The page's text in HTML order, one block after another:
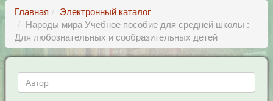
Главная
Электронный каталог
Народы мира Учебное пособие для средней школы :
Для любознательных и сообразительных детей